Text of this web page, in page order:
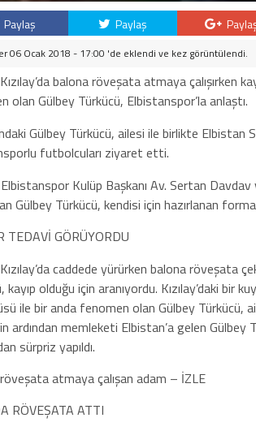
Paylaş Paylaş
06 Ocak 2018 - 17:00 'de eklendi ve kez görüntülendi.
balona röveşata atmaya
olan Gülbey Türkücü, Elbistanspor’la anlaştı.
Gülbey Türkücü, ailesi ile birlikte
futbolcuları ziyaret etti.
Kulüp Başkanı Av. Sertan
Gülbey Türkücü, kendisi için hazırlanan
TEDAVİ GÖRÜYORDU
caddede yürürken balona röveşata
kayıp olduğu için aranıyordu. Kızılay’daki bir
ile bir anda fenomen olan Gülbey Türkücü,
ardından memleketi Elbistan’a gelen Gülbey
sürpriz yapıldı.
atmaya çalışan adam – İZLE
RÖVEŞATA ATTI